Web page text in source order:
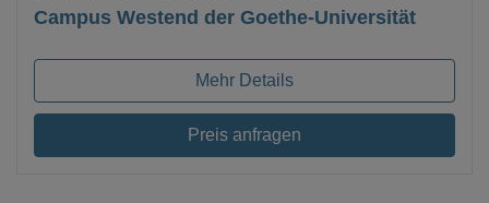
Campus Westend der Goethe-Universität
Mehr Details
Preis anfragen